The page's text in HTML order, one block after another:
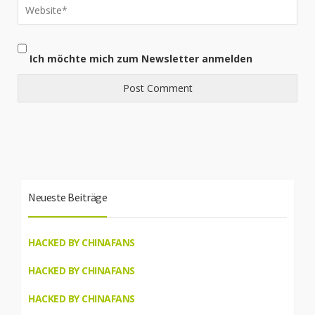
Ich möchte mich zum Newsletter anmelden
Neueste Beiträge
HACKED BY CHINAFANS
HACKED BY CHINAFANS
HACKED BY CHINAFANS